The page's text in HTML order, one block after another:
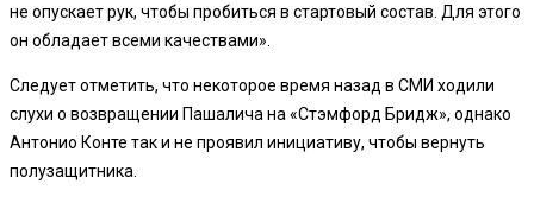
не опускает рук, чтобы пробиться в стартовый состав. Для этого
он обладает всеми качествами».
Следует отметить, что некоторое время назад в СМИ ходили
слухи о возвращении Пашалича на «Стэмфорд Бридж», однако
Антонио Конте так и не проявил инициативу, чтобы вернуть
полузащитника.